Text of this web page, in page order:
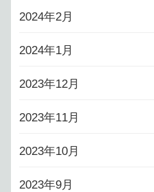
2024年2月
2024年1月
2023年12月
2023年11月
2023年10月
2023年9月